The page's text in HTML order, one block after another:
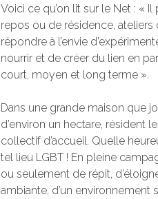
Voici ce qu’on lit sur le Net : «
repos ou de résidence, ateliers
répondre à l’envie
nourrir et de créer du lien en
court, moyen et long terme ».
Dans une grande maison que
d’environ un hectare, résident
collectif d’accueil. Quelle
tel lieu LGBT ! En pleine
ou seulement de répit,
ambiante, d’un environnement